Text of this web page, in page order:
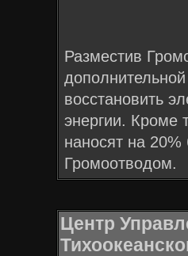
Разместив
восстановить
энергии. Кроме
наносят на
Громоотводом.
Центр